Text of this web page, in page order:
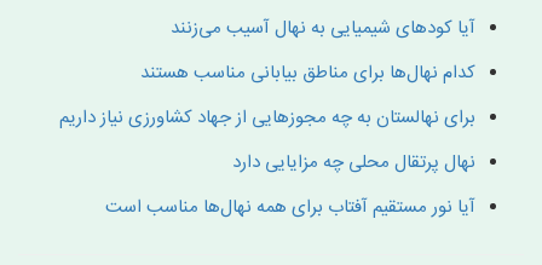
آیا کودهای شیمیایی به نهال آسیب می‌زنند
کدام نهال‌ها برای مناطق بیابانی مناسب هستند
برای نهالستان به چه مجوزهایی از جهاد کشاورزی نیاز داریم
نهال پرتقال محلی چه مزایایی دارد
آیا نور مستقیم آفتاب برای همه نهال‌ها مناسب است